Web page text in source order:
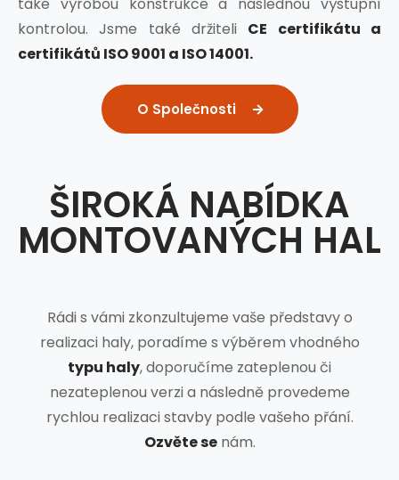
kontrolou. Jsme také držiteli CE certifikátu a
certifikátů ISO 9001 a ISO 14001.
O Společnosti
ŠIROKÁ NABÍDKA
MONTOVANÝCH HAL
Rádi s vámi zkonzultujeme vaše představy o
realizaci haly, poradíme s výběrem vhodného
typu haly, doporučíme zateplenou či
nezateplenou verzi a následně provedeme
rychlou realizaci stavby podle vašeho přání.
Ozvěte senám.